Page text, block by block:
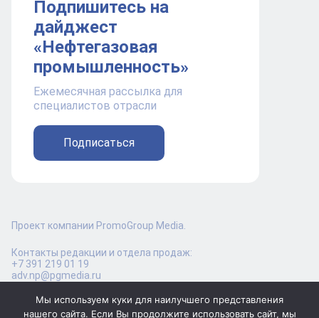
Подпишитесь на
дайджест
«Нефтегазовая
промышленность»
Ежемесячная рассылка для
специалистов отрасли
Подписаться
Проект компании PromoGroup Media.
Контакты редакции и отдела продаж:
+7 391 219 01 19
adv.np@pgmedia.ru
Мы используем куки для наилучшего представления
нашего сайта. Если Вы продолжите использовать сайт, мы